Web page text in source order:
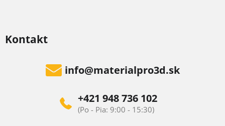
Kontakt
info@materialpro3d.sk
+421 948 736 102